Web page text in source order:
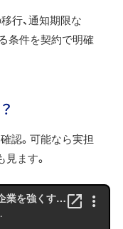
行、通知期限な
条件を契約で明確
認。可能なら実担
ます。